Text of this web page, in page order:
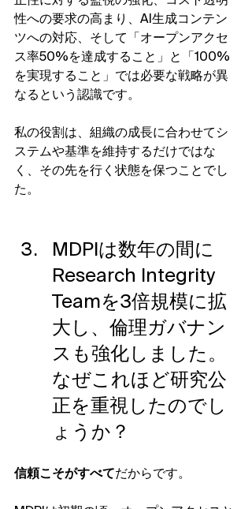
性への要求の高まり、AI生成コンテン
ツへの対応、そして「オープンアクセ
ス率50%を達成すること」と「100%
を実現すること」では必要な戦略が異
なるという認識です。
私の役割は、組織の成長に合わせてシ
ステムや基準を維持するだけではな
く、その先を行く状態を保つことでし
た。
MDPIは数年の間に
Research Integrity
Teamを3倍規模に拡
大し、倫理ガバナン
スも強化しました。
なぜこれほど研究公
正を重視したのでし
ょうか？
信頼こそがすべてだからです。